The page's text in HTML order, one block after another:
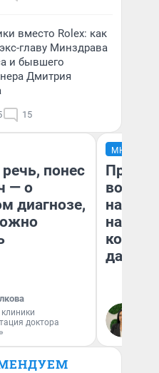
вместо Rolex: как
главу Минздрава
и бывшего
Дмитрия
15
понес
— о
диагнозе,
доктора
МНЕНИЕ
нам
даже